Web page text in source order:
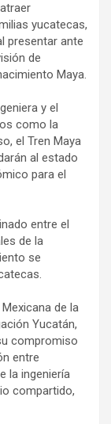
yucatecas,
presentar ante
de
Maya.
y el
como la
el Tren Maya
al estado
para el
entre el
de la
se
de la
Yucatán,
compromiso
entre
la ingeniería
compartido,